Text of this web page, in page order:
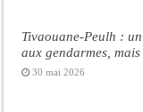
Tivaouane-Peulh :
aux gendarmes,
30 mai 2026